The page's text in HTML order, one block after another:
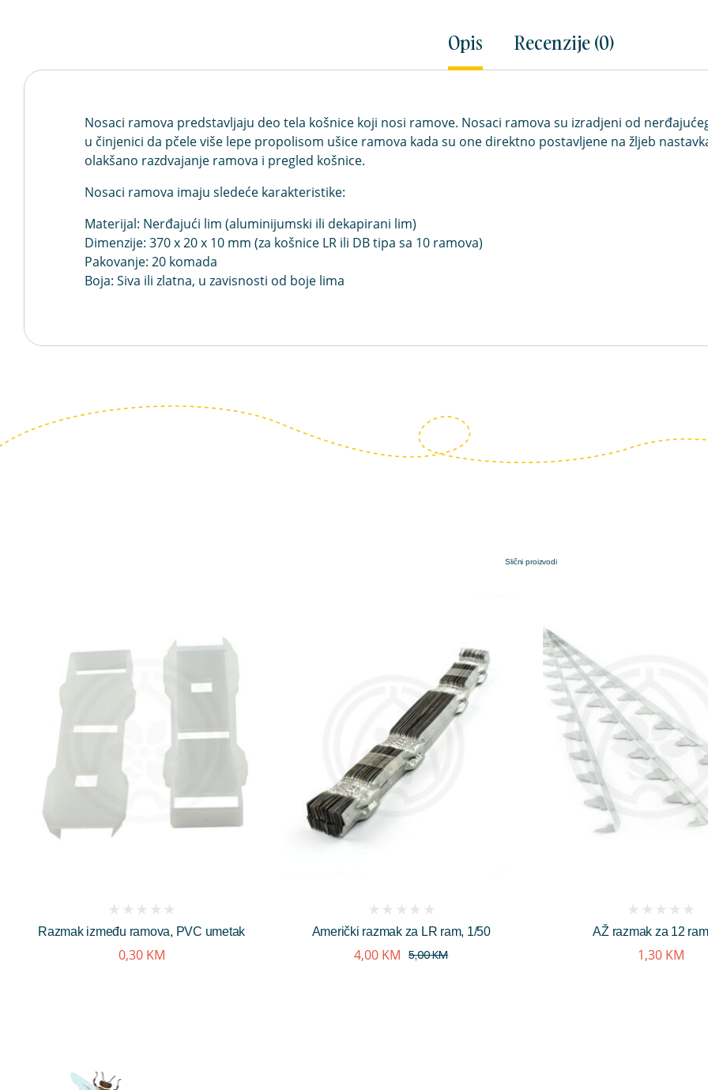
Opis Recenzije (0)
Nosaci ramova predstavljaju deo tela košnice koji nosi ramove. Nosaci ramova su izradjeni od
u činjenici da pčele više lepe propolisom ušice ramova kada su one direktno postavljene na žljeb
olakšano razdvajanje ramova i pregled košnice.
Nosaci ramova imaju sledeće karakteristike:
Materijal: Nerđajući lim (aluminijumski ili dekapirani lim)
Dimenzije: 370 x 20 x 10 mm (za košnice LR ili DB tipa sa 10 ramova)
Pakovanje: 20 komada
Boja: Siva ili zlatna, u zavisnosti od boje lima
Slični proizvodi
Razmak između ramova, PVC umetak
reviews)
0,30 KM
Američki razmak za LR ram, 1/50
reviews)
5,00KM
4,00 KM
AŽ razmak za 12
reviews)
1,30 KM